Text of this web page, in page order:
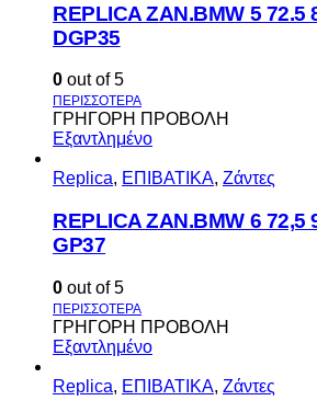
REPLICA ZAN.BMW 5 72.5
DGP35
0 out of 5
ΓΡΗΓΟΡΗ ΠΡΟΒΟΛΗ
Εξαντλημένο
Replica, ΕΠΙΒΑΤΙΚΑ, Ζάντες
REPLICA ZAN.BMW 6 72,5
GP37
0 out of 5
ΓΡΗΓΟΡΗ ΠΡΟΒΟΛΗ
Εξαντλημένο
Replica, ΕΠΙΒΑΤΙΚΑ, Ζάντες